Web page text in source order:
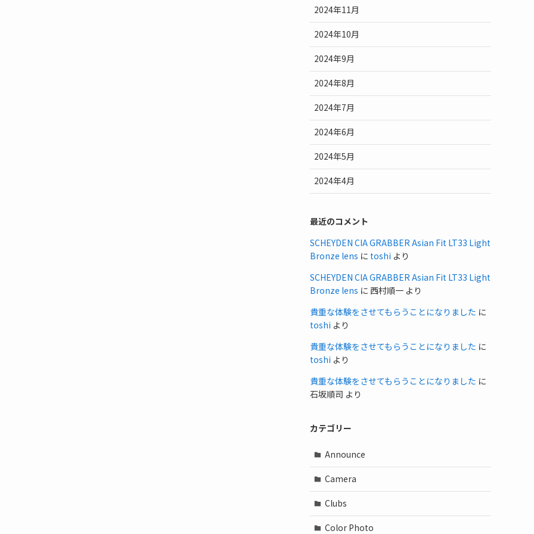
2024年11月
2024年10月
2024年9月
2024年8月
2024年7月
2024年6月
2024年5月
2024年4月
最近のコメント
SCHEYDEN CIA GRABBER Asian Fit LT33 Light
Bronze lens に toshi より
SCHEYDEN CIA GRABBER Asian Fit LT33 Light
Bronze lens に 西村順一 より
貴重な体験をさせてもらうことになりました に
toshi より
貴重な体験をさせてもらうことになりました に
toshi より
貴重な体験をさせてもらうことになりました に
石坂順司 より
カテゴリー
Announce
Camera
Clubs
Color Photo